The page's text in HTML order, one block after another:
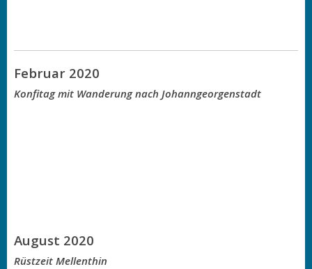
Februar 2020
Konfitag mit Wanderung nach Johanngeorgenstadt
August 2020
Rüstzeit Mellenthin